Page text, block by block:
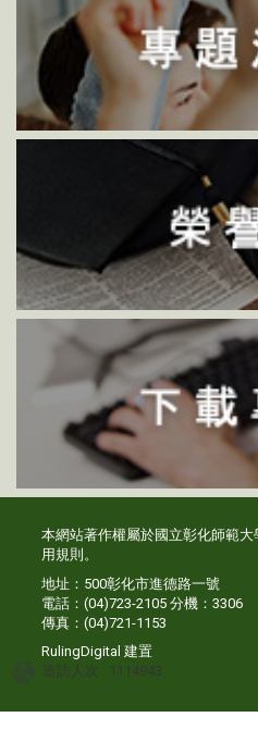
本網站著作權屬於國立彰化師範
用規則 。
地址：500彰化市進德路一號
電話：(04)723-2105 分機：3306
傳真：(04)721-1153
RulingDigital建置
造訪人次 : 1114943